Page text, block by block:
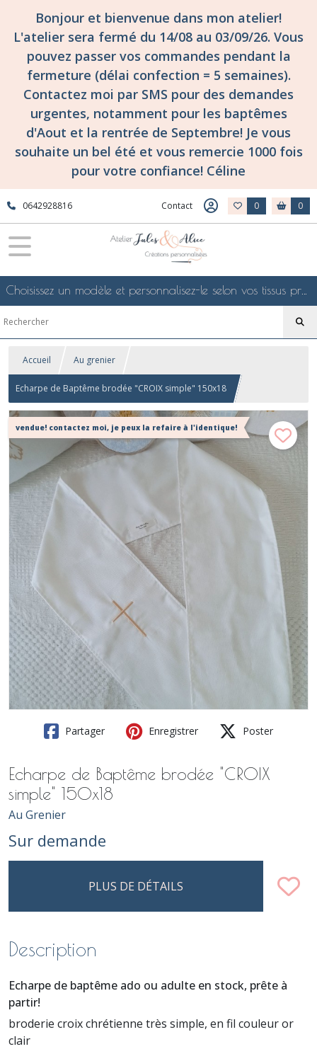
Bonjour et bienvenue dans mon atelier!
L'atelier sera fermé du 14/08 au 03/09/26. Vous
pouvez passer vos commandes pendant la
fermeture (délai confection = 5 semaines).
Contactez moi par SMS pour des demandes
urgentes, notamment pour les baptêmes
d'Aout et la rentrée de Septembre! Je vous
souhaite un bel été et vous remercie 1000 fois
pour votre confiance! Céline
0642928816 Contact 0 0
Choisissez un modèle et personnalisez-le selon vos tissus préférés de mes collections en ligne, je le confectionnerai selon vos souhaits
Accueil Au grenier
Echarpe de Baptême brodée "CROIX simple" 150x18
vendue! contactez moi, je peux la refaire à l'identique!
Partager Enregistrer Poster
Echarpe de Baptême brodée "CROIX
simple" 150x18
Au Grenier
Sur demande
PLUS DE DÉTAILS
Description
Echarpe de baptême ado ou adulte en stock, prête à
partir!
broderie croix chrétienne très simple, en fil couleur or
clair